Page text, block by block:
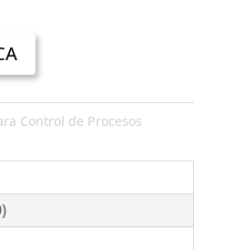
Control de Procesos